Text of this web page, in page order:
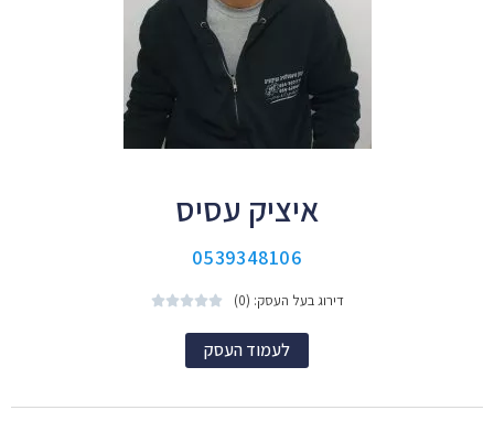
איציק עסיס
0539348106
דירוג בעל העסק: (0) 




לעמוד העסק